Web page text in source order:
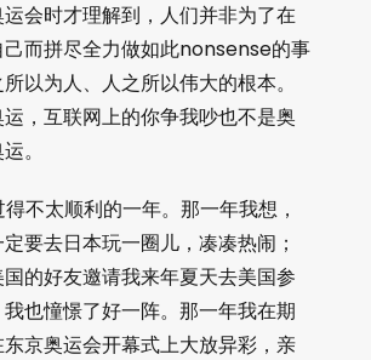
会时才理解到，人们并非为了在
而拼尽全力做如此nonsense的事
以为人、人之所以伟大的根本。
，互联网上的你争我吵也不是奥
。
不太顺利的一年。那一年我想，
要去日本玩一圈儿，凑凑热闹；
的好友邀请我来年夏天去美国参
也憧憬了好一阵。那一年我在期
京奥运会开幕式上大放异彩，亲